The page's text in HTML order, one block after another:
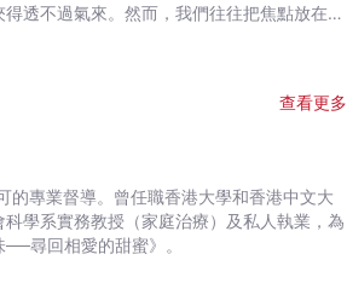
透不過氣來。然而，我們往往把焦點放在孩
查看更多
學系實務教授（家庭治療）及私人執業，為
尋回相愛的甜蜜》。